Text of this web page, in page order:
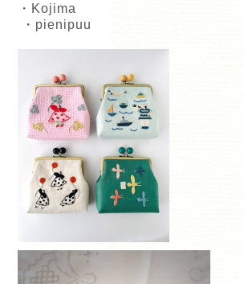
・ Kojima
・ pienipuu